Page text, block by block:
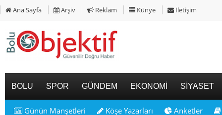
Ana Sayfa Arşiv Reklam Künye İletişim
BOLU SPOR GÜNDEM EKONOMİ SİYASET
Günün Manşetleri Köşe Yazarları Anketler